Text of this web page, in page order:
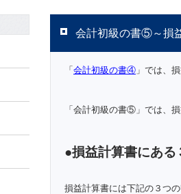
会計初級の書⑤～損
「 会計初級の書④ 」では、
「会計初級の書⑤」では、
●損益計算書にある
損益計算書には下記の３つ